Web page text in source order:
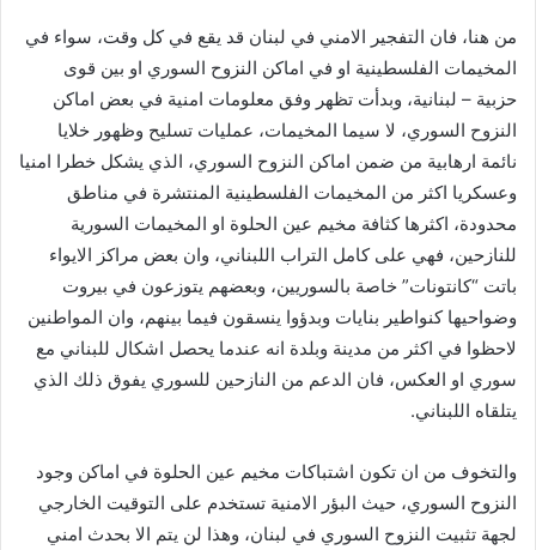
من هنا، فان التفجير الامني في لبنان قد يقع في كل وقت، سواء في
المخيمات الفلسطينية او في اماكن النزوح السوري او بين قوى
حزبية – لبنانية، وبدأت تظهر وفق معلومات امنية في بعض اماكن
النزوح السوري، لا سيما المخيمات، عمليات تسليح وظهور خلايا
نائمة ارهابية من ضمن اماكن النزوح السوري، الذي يشكل خطرا امنيا
وعسكريا اكثر من المخيمات الفلسطينية المنتشرة في مناطق
محدودة، اكثرها كثافة مخيم عين الحلوة او المخيمات السورية
للنازحين، فهي على كامل التراب اللبناني، وان بعض مراكز الايواء
باتت “كانتونات” خاصة بالسوريين، وبعضهم يتوزعون في بيروت
وضواحيها كنواطير بنايات وبدؤوا ينسقون فيما بينهم، وان المواطنين
لاحظوا في اكثر من مدينة وبلدة انه عندما يحصل اشكال للبناني مع
سوري او العكس، فان الدعم من النازحين للسوري يفوق ذلك الذي
يتلقاه اللبناني.
والتخوف من ان تكون اشتباكات مخيم عين الحلوة في اماكن وجود
النزوح السوري، حيث البؤر الامنية تستخدم على التوقيت الخارجي
لجهة تثبيت النزوح السوري في لبنان، وهذا لن يتم الا بحدث امني